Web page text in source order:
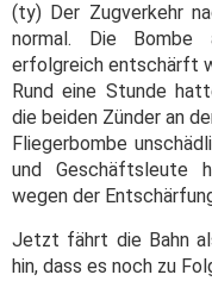
(ty) Der Zugverkehr
normal. Die Bombe
erfolgreich entschärft
Rund eine Stunde
die beiden Zünder an
Fliegerbombe
und Geschäftsleute
wegen der
Jetzt fährt die Bahn
hin, dass es noch zu